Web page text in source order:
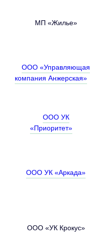
МП «Жилье»
ООО «Управляющая
компания Анжерская»
ООО УК
«Приоритет»
ООО УК «Аркада»
ООО «УК Крокус»